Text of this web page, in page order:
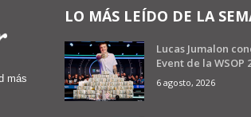
más
LO MÁS LEÍDO DE LA
Lucas Jumalon
Event de la WSOP
6 agosto, 2026